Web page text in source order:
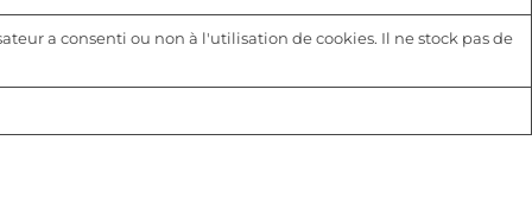
a consenti ou non à l'utilisation de cookies. Il ne stock pas de